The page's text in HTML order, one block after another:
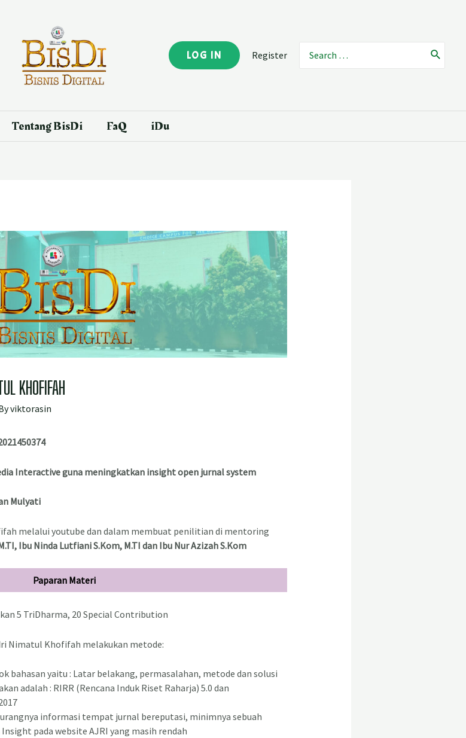
LOG IN Register
Tentang BisDi FaQ iDu
KHOFIFAH
viktorasin
Interactive guna meningkatkan insight open jurnal system
Mulyati
melalui youtube dan dalam membuat penilitian di mentoring
Ibu Ninda Lutfiani S.Kom, M.TI dan Ibu Nur Azizah S.Kom
Paparan Materi
5 TriDharma, 20 Special Contribution
Nimatul Khofifah melakukan metode:
bahasan yaitu : Latar belakang, permasalahan, metode dan solusi
adalah : RIRR (Rencana Induk Riset Raharja) 5.0 dan
informasi tempat jurnal bereputasi, minimnya sebuah
pada website AJRI yang masih rendah